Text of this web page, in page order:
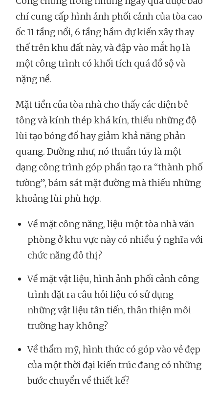
chí cung cấp hình ảnh phối cảnh của tòa cao
ốc 11 tầng nổi, 6 tầng hầm dự kiến xây thay
thế trên khu đất này, và đập vào mắt họ là
một công trình có khối tích quá đồ sộ và
nặng nề.
Mặt tiền của tòa nhà cho thấy các diện bê
tông và kính thép khá kín, thiếu những độ
lùi tạo bóng đổ hay giảm khả năng phản
quang. Dường như, nó thuần túy là một
dạng công trình góp phần tạo ra “thành phố
tường”, bám sát mặt đường mà thiếu những
khoảng lùi phù hợp.
Về mặt công năng, liệu một tòa nhà văn
phòng ở khu vực này có nhiều ý nghĩa với
chức năng đô thị?
Về mặt vật liệu, hình ảnh phối cảnh công
trình đặt ra câu hỏi liệu có sử dụng
những vật liệu tân tiến, thân thiện môi
trường hay không?
Về thẩm mỹ, hình thức có góp vào vẻ đẹp
của một thời đại kiến trúc đang có những
bước chuyển về thiết kế?